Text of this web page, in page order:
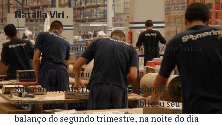
A B2W está tendo seus dias de Magazine Luiza.
A dona de sites como
Submarino, Americanas.com e Shoptime
disparou na Bolsa desde que publicou seu
balanço do segundo trimestre, na noite do dia
Natalia Viri